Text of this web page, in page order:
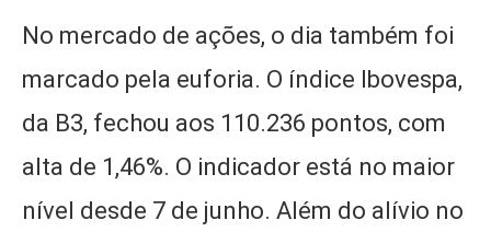
No mercado de ações, o dia também foi
marcado pela euforia. O índice Ibovespa,
da B3, fechou aos 110.236 pontos, com
alta de 1,46%. O indicador está no maior
nível desde 7 de junho. Além do alívio no